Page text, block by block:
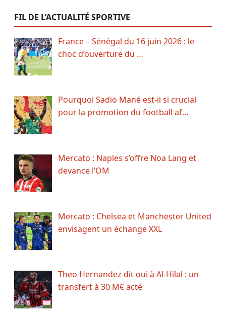
FIL DE L’ACTUALITÉ SPORTIVE
France – Sénégal du 16 juin 2026 : le
choc d’ouverture du …
Pourquoi Sadio Mané est-il si crucial
pour la promotion du football af…
Mercato : Naples s’offre Noa Lang et
devance l’OM
Mercato : Chelsea et Manchester United
envisagent un échange XXL
Theo Hernandez dit oui à Al-Hilal : un
transfert à 30 M€ acté